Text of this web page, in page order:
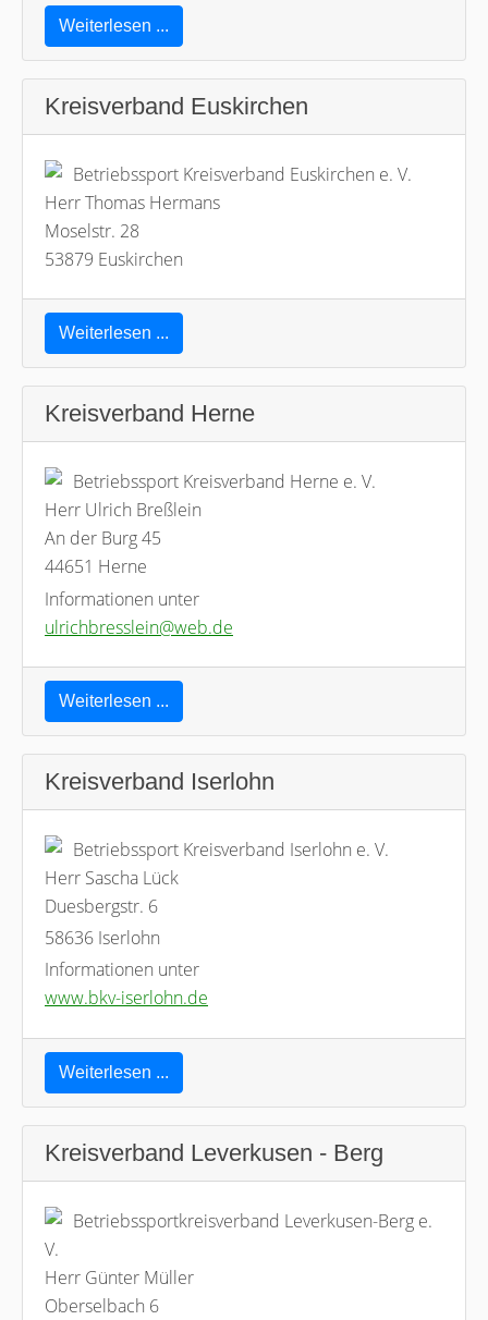
Weiterlesen ...
Kreisverband Euskirchen
Betriebssport Kreisverband Euskirchen e. V.
Herr Thomas Hermans
Moselstr. 28
53879 Euskirchen
Weiterlesen ...
Kreisverband Herne
Betriebssport Kreisverband Herne e. V.
Herr Ulrich Breßlein
An der Burg 45
44651 Herne
Informationen unter
ulrichbresslein@web.de
Weiterlesen ...
Kreisverband Iserlohn
Betriebssport Kreisverband Iserlohn e. V.
Herr Sascha Lück
Duesbergstr. 6
58636 Iserlohn
Informationen unter
www.bkv-iserlohn.de
Weiterlesen ...
Kreisverband Leverkusen - Berg
Betriebssportkreisverband Leverkusen-Berg e.
V.
Herr Günter Müller
Oberselbach 6